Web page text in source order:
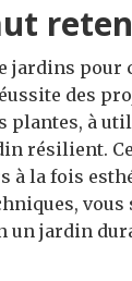
jardins
des
plantes, à
résilient.
à la fois
un jardin